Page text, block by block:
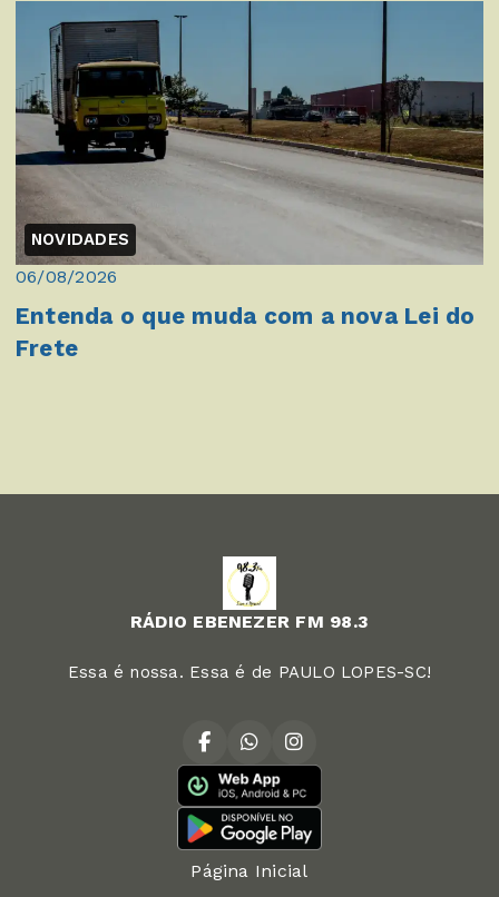
NOVIDADES
06/08/2026
Entenda o que muda com a nova Lei do
Frete
RÁDIO EBENEZER FM 98.3
Essa é nossa. Essa é de PAULO LOPES-SC!
Página Inicial